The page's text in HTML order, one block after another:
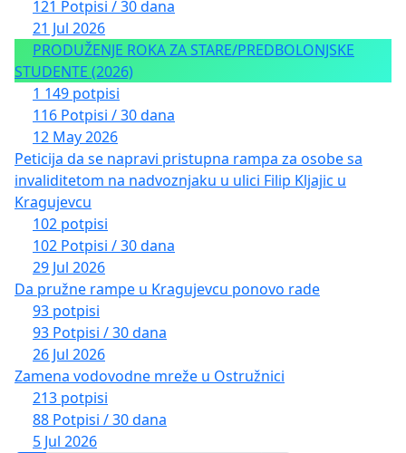
121 Potpisi / 30 dana
21 Jul 2026
PRODUŽENJE ROKA ZA STARE/PREDBOLONJSKE
STUDENTE (2026)
1 149 potpisi
116 Potpisi / 30 dana
12 May 2026
Peticija da se napravi pristupna rampa za osobe sa
invaliditetom na nadvoznjaku u ulici Filip Kljajic u
Kragujevcu
102 potpisi
102 Potpisi / 30 dana
29 Jul 2026
Da pružne rampe u Kragujevcu ponovo rade
93 potpisi
93 Potpisi / 30 dana
26 Jul 2026
Zamena vodovodne mreže u Ostružnici
213 potpisi
88 Potpisi / 30 dana
5 Jul 2026